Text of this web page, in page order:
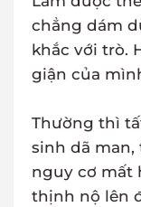
chẳng dám
khắc với trò.
giận của
Thường thì
sinh dã
nguy cơ mất
thịnh nộ lên